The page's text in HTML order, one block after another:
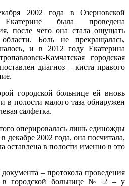
2002 года в Озерновской
была проведена
после чего она стала ощущать
Боль не прекращалась,
и в 2012 году Екатерина
Камчатская городская
диагноз – киста правого
городской больнице ей вновь
в полости малого таза обнаружен
салфетка.
оперировалась лишь единожды
декабре 2002 года, она посчитала,
оставлена в полости именно в это
– протокола проведения
в городской больнице № 2 – у